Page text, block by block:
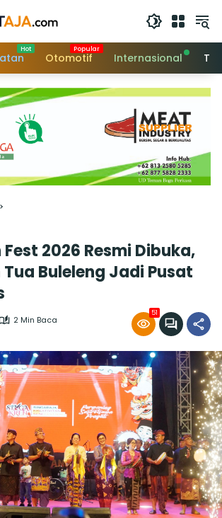
Otomotif Internasional
2026 Resmi Dibuka,
Buleleng Jadi Pusat
2 Min Baca
51